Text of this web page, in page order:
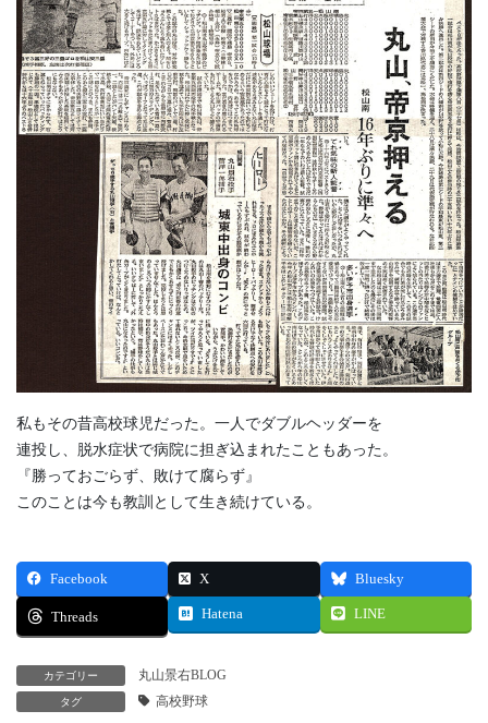
私もその昔高校球児だった。一人でダブルヘッダーを
連投し、脱水症状で病院に担ぎ込まれたこともあった。
『勝っておごらず、敗けて腐らず』
このことは今も教訓として生き続けている。
Facebook X Bluesky
Threads Hatena LINE
カテゴリー 丸山景右BLOG
タグ 高校野球